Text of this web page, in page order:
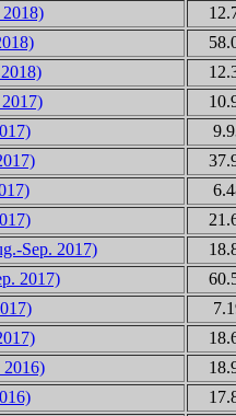
Sep. 2017)
2017)